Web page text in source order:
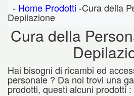
- Home Prodotti -Cura della
Depilazione
Cura della
Hai bisogni di ricambi ed
personale ? Da noi trovi una
prodotti, questi alcuni prodotti :